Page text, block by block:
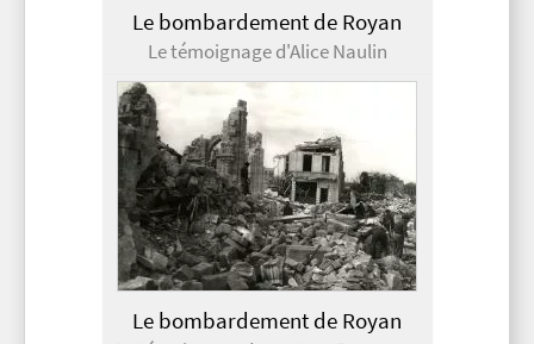
Le bombardement de Royan
Le témoignage d'Alice Naulin
Le bombardement de Royan